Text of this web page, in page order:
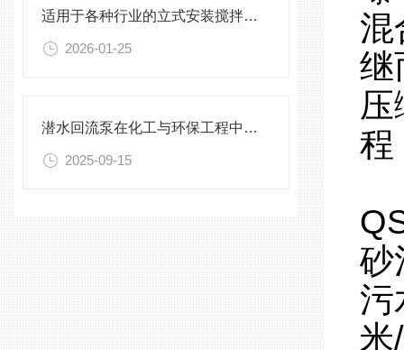
适用于各种行业的立式安装搅拌机选型指南
2026-01-25
潜水回流泵在化工与环保工程中的关键作用
2025-09-15
混
继
程
砂
污
米